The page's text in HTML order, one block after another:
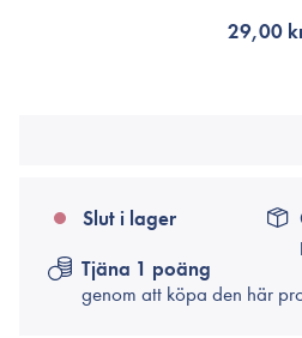
29,00
Slut i lager
Tjäna 1 poäng
genom att köpa den här